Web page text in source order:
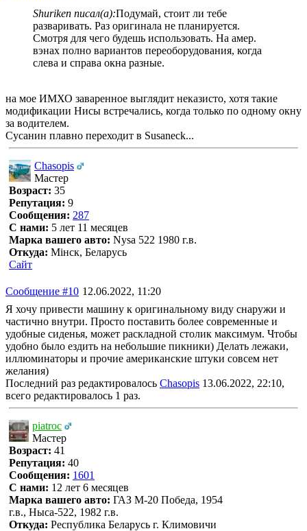
Shuriken писал(а):Подумай, стоит ли тебе
разваривать. Раз оригинала не планируется.
Смотря для чего будешь использовать. На амер.
вэнах полно вариантов переоборудования, когда
слева и справа окна разные.
на мое ИМХО заваренное выглядит неказисто, хотя такие
модификации Нисы встречались, когда только по одному окну
за водителем.
Сусанин плавно переходит в Susaneck...
Chasopis
Мастер
Возраст: 35
Репутация: 9
Сообщения: 287
С нами: 5 лет 11 месяцев
Марка вашего авто: Nysa 522 1980 г.в.
Откуда: Мінск, Беларусь
Сайт
Сообщение #10 12.06.2022, 11:20
Я хочу привести машину к оригинальному виду снаружи и
частично внутри. Просто поставить более современные и
удобные сиденья, может раскладной столик максимум. Чтобы
удобно было ездить на небольшие пикники) Делать лежаки,
иллюминаторы и прочие американские штуки совсем нет
желания)
Последний раз редактировалось Chasopis 13.06.2022, 22:10,
всего редактировалось 1 раз.
piatroc
Мастер
Возраст: 41
Репутация: 40
Сообщения: 1601
С нами: 12 лет 6 месяцев
Марка вашего авто: ГАЗ М-20 Победа, 1954
г.в., Ныса-522, 1982 г.в.
Откуда: Республика Беларусь г. Климовичи